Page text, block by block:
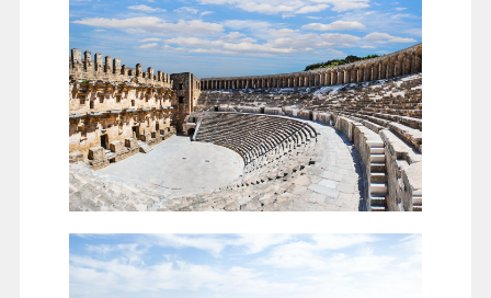
這個古老的港口城市融合了悠久的歷史、令人驚嘆的地
中海風光和豐富多彩的文化。走在西代的街道上，彷彿
穿越時光回到了古羅馬時代，你會被古老的羅馬遺跡所
包圍，到處都可以看到古蹟，例如羅馬大浴場，還有海
邊的阿波羅太陽神神廟遺址，漫步在古老的城牆旁，感
受歷史的沉澱與文明的榮耀。不遠處的潔白海灘令人嘆
為觀止，金色的沙灘和清澈的海水吸引無數遊客前來放
鬆和享受陽光，西代就是歷史與渡假的完美結合。
【入內參觀】阿斯班多斯古劇場遺址、古羅馬水道橋、
阿波羅太陽神神廟遺址。